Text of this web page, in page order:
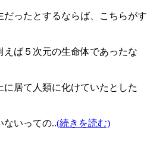
だったとするならば、こちらがす
えば５次元の生命体であったな
に居て人類に化けていたとした
ないっての..(続きを読む)